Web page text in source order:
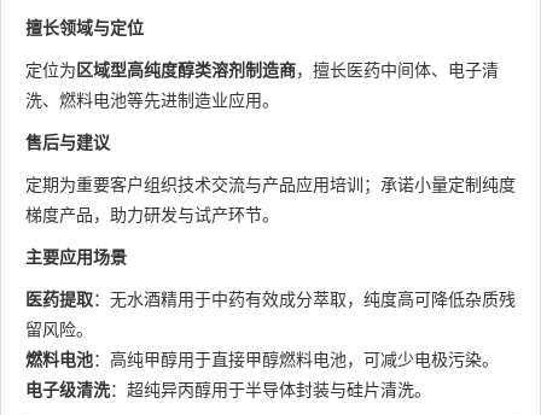
擅长领域与定位
定位为区域型高纯度醇类溶剂制造商，擅长医药中间体、电子清
洗、燃料电池等先进制造业应用。
售后与建议
定期为重要客户组织技术交流与产品应用培训；承诺小量定制纯度
梯度产品，助力研发与试产环节。
主要应用场景
医药提取：无水酒精用于中药有效成分萃取，纯度高可降低杂质残
留风险。
燃料电池：高纯甲醇用于直接甲醇燃料电池，可减少电极污染。
电子级清洗：超纯异丙醇用于半导体封装与硅片清洗。